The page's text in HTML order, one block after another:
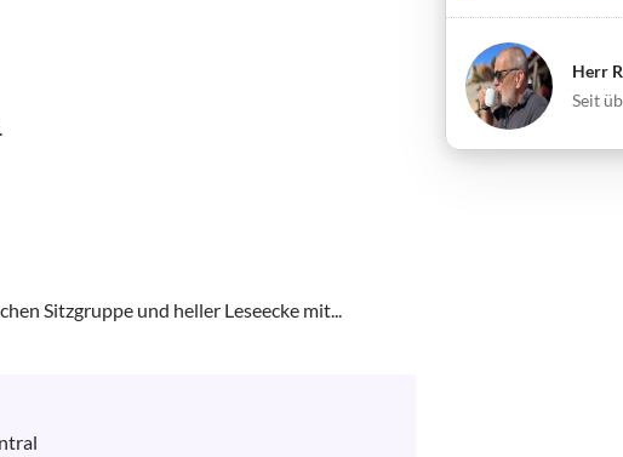
Sitzgruppe und heller Leseecke mit...
Herr
Seit